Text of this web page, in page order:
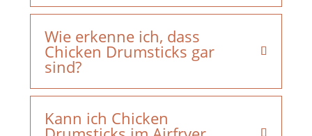
Wie erkenne ich, dass
Chicken Drumsticks gar
sind?
Kann ich Chicken